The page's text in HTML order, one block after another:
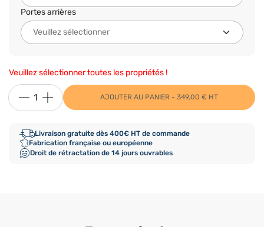
Portes arrières
Veuillez sélectionner toutes les propriétés !
AJOUTER AU PANIER - 349,00 € HT
Livraison gratuite dès 400€ HT de commande
Fabrication française ou européenne
Droit de rétractation de 14 jours ouvrables